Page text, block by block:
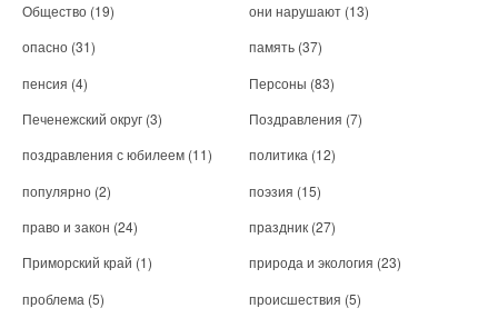
Общество (19) они нарушают (13)
опасно (31) память (37)
пенсия (4) Персоны (83)
Печенежский округ (3) Поздравления (7)
поздравления с юбилеем (11) политика (12)
популярно (2) поэзия (15)
право и закон (24) праздник (27)
Приморский край (1) природа и экология (23)
проблема (5) происшествия (5)